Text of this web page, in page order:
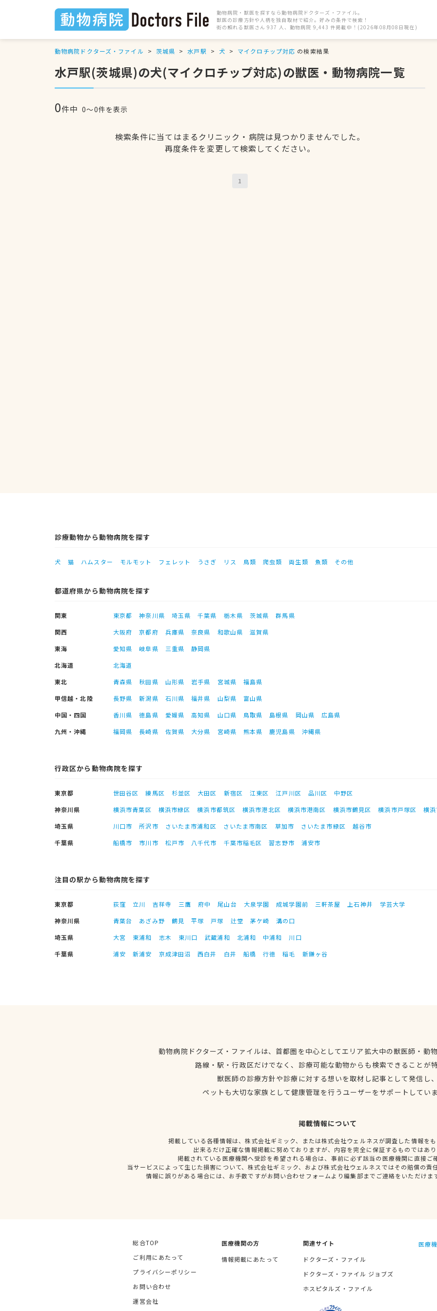
動物病院・獣医を探すなら動物病院ドクターズ・ファイル。
獣医の診療方針や人柄を独自取材で紹介。好みの条件で検索！
街の頼れる獣医さん 937 人、動物病院 9,443 件掲載中！(2026年08月08日現在)
動物病院ドクターズ・ファイル 茨城県 水戸駅 犬 マイクロチップ対応 の検索結果
水戸駅(茨城県)の犬(マイクロチップ対応)の獣医・動物病院一覧
0件中 0〜0件を表示
検索条件に当てはまるクリニック・病院は見つかりませんでした。
再度条件を変更して検索してください。
1
診療動物から動物病院を探す
犬 猫 ハムスター モルモット フェレット うさぎ リス 鳥類 爬虫類 両生類 魚類 その他
都道府県から動物病院を探す
関東 東京都 神奈川県 埼玉県 千葉県 栃木県 茨城県
群馬県
関西
大阪府 京都府 兵庫県 奈良県 和歌山県
滋賀県
東海
愛知県 岐阜県 三重県
静岡県
北海道
北海道
東北
青森県 秋田県 山形県 岩手県 宮城県
福島県
甲信越・北陸
長野県 新潟県 石川県 福井県 山梨県
富山県
中国・四国
香川県 徳島県 愛媛県 高知県 山口県 鳥取県 島根県 岡山県
広島県
九州・沖縄
福岡県 長崎県 佐賀県 大分県 宮崎県 熊本県 鹿児島県 沖縄県
行政区から動物病院を探す
東京都 世田谷区 練馬区 杉並区 大田区 新宿区 江東区 江戸川区 品川区
中野区
神奈川県
横浜市青葉区 横浜市緑区 横浜市都筑区 横浜市港北区 横浜市港南区 横浜市鶴見区 横浜市戸塚区
横
埼玉県
川口市 所沢市 さいたま市浦和区 さいたま市南区 草加市 さいたま市緑区
越谷市
千葉県
船橋市 市川市 松戸市 八千代市 千葉市稲毛区 習志野市 浦安市
注目の駅から動物病院を探す
東京都 荻窪 立川 吉祥寺 三鷹 府中 尾山台 大泉学園 成城学園前 三軒茶屋 上石神井
学芸大学
神奈川県
青葉台 あざみ野 鶴見 平塚 戸塚 辻堂 茅ケ崎
溝の口
埼玉県
大宮 東浦和 志木 東川口 武蔵浦和 北浦和 中浦和
川口
千葉県
浦安 新浦安 京成津田沼 西白井 白井 船橋 行徳 稲毛 新鎌ヶ谷
動物病院ドクターズ・ファイルは、首都圏を中心としてエリア拡大中の獣医師・動
路線・駅・行政区だけでなく、診療可能な動物からも検索できることが
獣医師の診療方針や診療に対する想いを取材し記事として発信し
ペットも大切な家族として健康管理を行うユーザーをサポートしてい
掲載情報について
掲載している各種情報は、株式会社ギミック、または株式会社ウェルネスが調査した情報を
出来るだけ正確な情報掲載に努めておりますが、内容を完全に保証するものではあ
掲載されている医療機関へ受診を希望される場合は、事前に必ず該当の医療機関に直接ご
当サービスによって生じた損害について、株式会社ギミック、および株式会社ウェルネスではその賠償の責
情報に誤りがある場合には、お手数ですがお問い合わせフォームより編集部までご連絡をいただけま
総合TOP
ご利用にあたって
プライバシーポリシー
お問い合わせ
運営会社
医療機関の方
情報掲載にあたって
関連サイト
ドクターズ・ファイル
ドクターズ・ファイル ジョブズ
ホスピタルズ・ファイル
医療